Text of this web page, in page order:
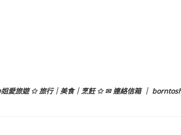
愛旅遊 ✩ 旅行｜美食｜烹飪 ✩ ✉ 連絡信箱 ｜